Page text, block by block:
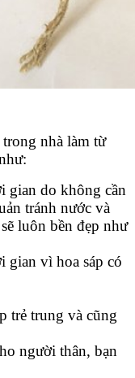
nhà làm từ
gian do không cần
tránh nước và
luôn bền đẹp như
gian vì hoa sáp có
trẻ trung và cũng
người thân, bạn